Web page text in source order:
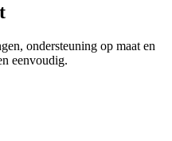
ondersteuning op maat en
eenvoudig.